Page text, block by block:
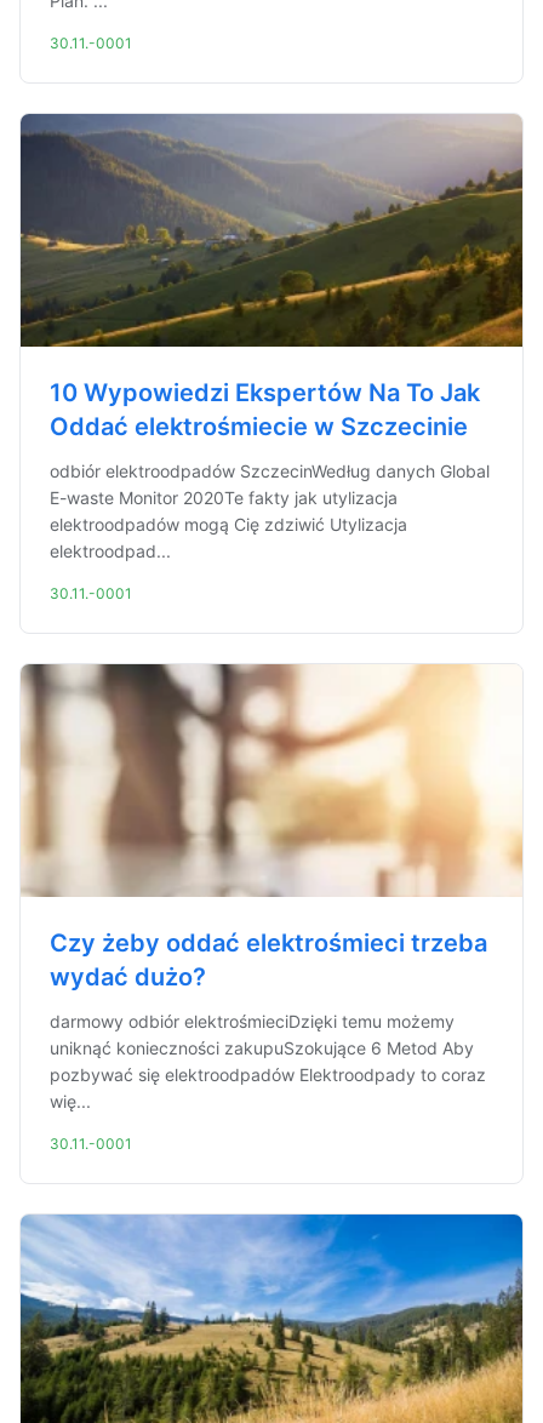
30.11.-0001
10 Wypowiedzi Ekspertów Na To Jak
Oddać elektrośmiecie w Szczecinie
odbiór elektroodpadów SzczecinWedług danych Global
E-waste Monitor 2020Te fakty jak utylizacja
elektroodpadów mogą Cię zdziwić Utylizacja
elektroodpad...
30.11.-0001
Czy żeby oddać elektrośmieci trzeba
wydać dużo?
darmowy odbiór elektrośmieciDzięki temu możemy
uniknąć konieczności zakupuSzokujące 6 Metod Aby
pozbywać się elektroodpadów Elektroodpady to coraz
wię...
30.11.-0001